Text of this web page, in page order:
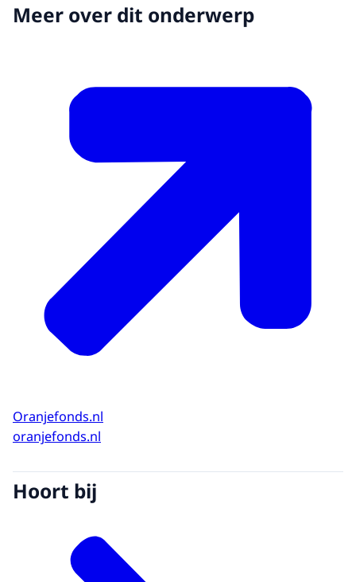
Meer over dit onderwerp
Oranjefonds.nl
oranjefonds.nl
Hoort bij